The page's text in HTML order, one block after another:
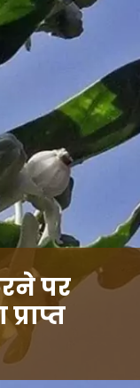
पर